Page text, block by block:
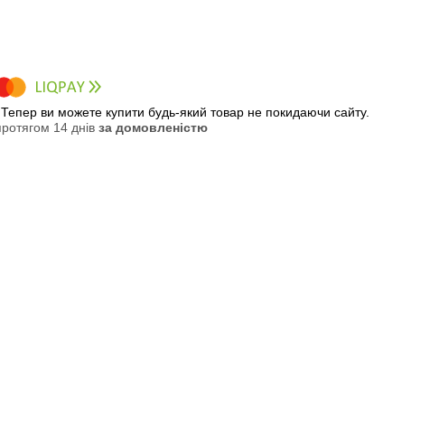
Тепер ви можете купити будь-який товар не покидаючи сайту.
14 днів за домовленістю